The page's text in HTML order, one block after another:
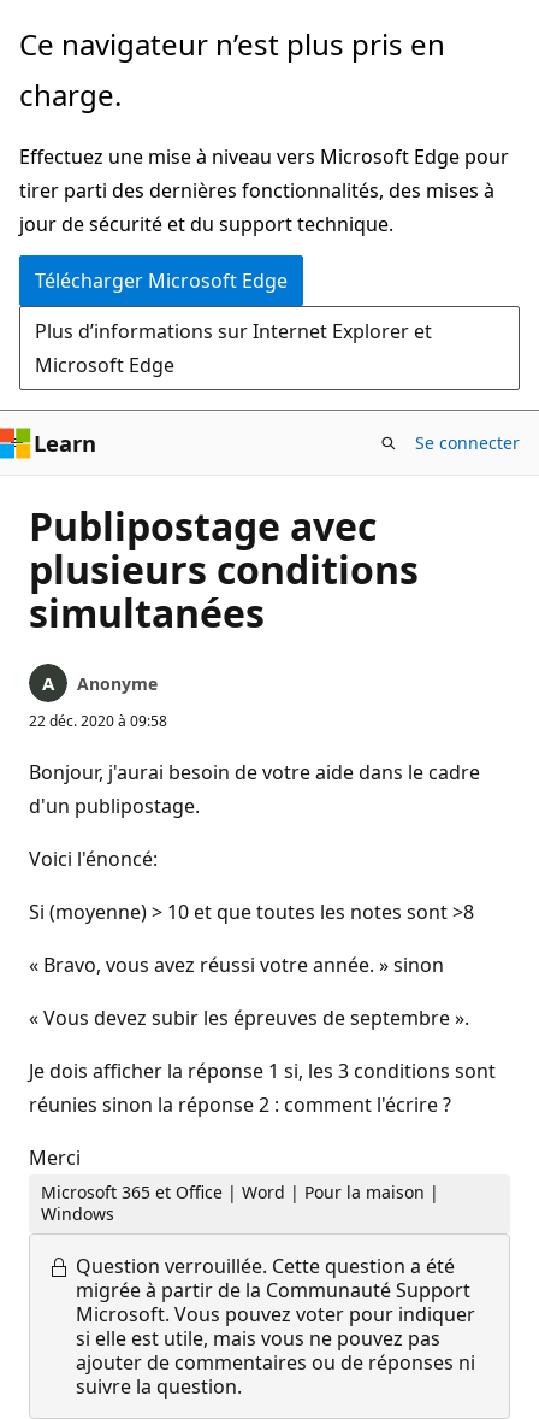
Passer
directement
au
principal
Ce navigateur n’est plus pris en
charge.
Effectuez une mise à niveau vers Microsoft Edge pour
tirer parti des dernières fonctionnalités, des mises à
jour de sécurité et du support technique.
Télécharger Microsoft Edge
Plus d’informations sur Internet Explorer et
Microsoft Edge
Learn Se connecter
Publipostage avec
plusieurs conditions
simultanées
Anonyme
22 déc. 2020 à 09:58
Bonjour, j'aurai besoin de votre aide dans le cadre
d'un publipostage.
Voici l'énoncé:
Si (moyenne) > 10 et que toutes les notes sont >8
« Bravo, vous avez réussi votre année. » sinon
« Vous devez subir les épreuves de septembre ».
Je dois afficher la réponse 1 si, les 3 conditions sont
réunies sinon la réponse 2 : comment l'écrire ?
Merci
Microsoft 365 et Office | Word | Pour la maison |
Windows
Question verrouillée. Cette question a été
migrée à partir de la Communauté Support
Microsoft. Vous pouvez voter pour indiquer
si elle est utile, mais vous ne pouvez pas
ajouter de commentaires ou de réponses ni
suivre la question.